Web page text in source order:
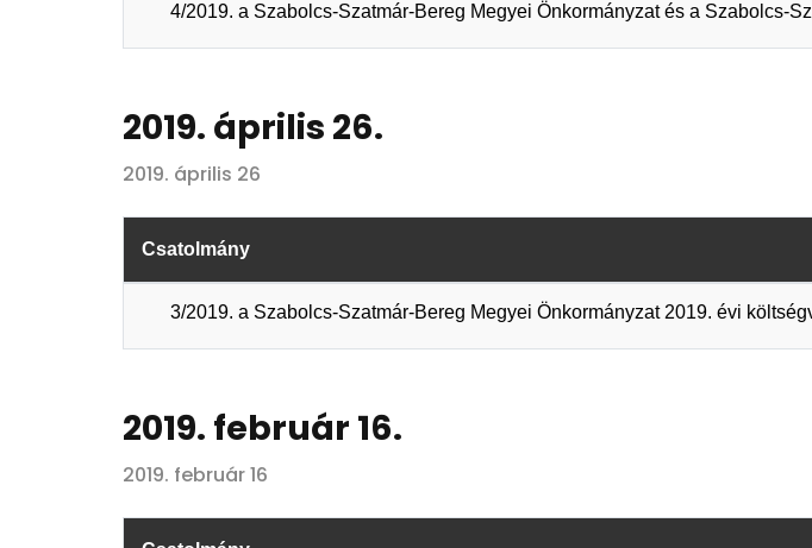
4/2019. a Szabolcs-Szatmár-Bereg Megyei Önkormányzat és a Szabolcs-
2019. április 26.
2019. április 26
Csatolmány
3/2019. a Szabolcs-Szatmár-Bereg Megyei Önkormányzat 2019. évi
2019. február 16.
2019. február 16